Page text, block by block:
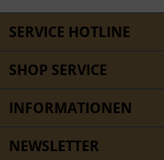
SERVICE HOTLINE
SHOP SERVICE
INFORMATIONEN
NEWSLETTER